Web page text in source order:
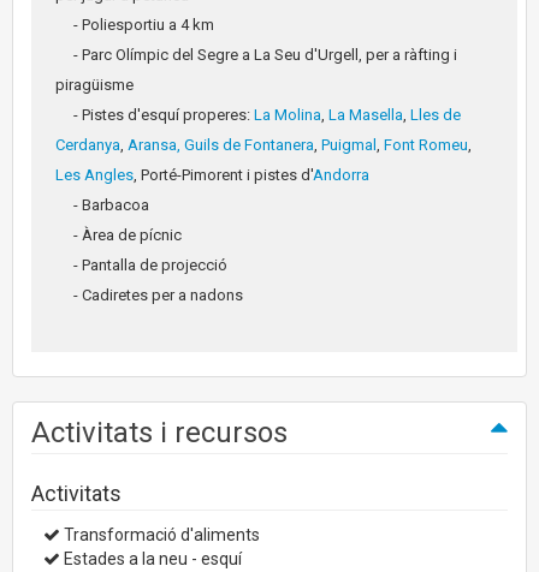
- Poliesportiu a 4 km
- Parc Olímpic del Segre a La Seu d'Urgell, per a ràfting i
piragüisme
- Pistes d'esquí properes: La Molina La Masella Lles de
Cerdanya Aransa, Guils de Fontanera Puigmal Font Romeu
Les Angles , Porté-Pimorent i pistes d'Andorra
- Barbacoa
- Àrea de pícnic
- Pantalla de projecció
- Cadiretes per a nadons
Activitats i recursos
Activitats
Transformació d'aliments
Estades a la neu - esquí